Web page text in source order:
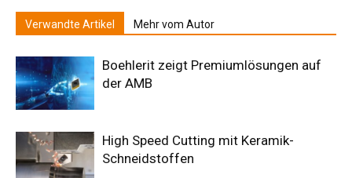
Verwandte Artikel Mehr vom Autor
Boehlerit zeigt Premiumlösungen auf
der AMB
High Speed Cutting mit Keramik-
Schneidstoffen